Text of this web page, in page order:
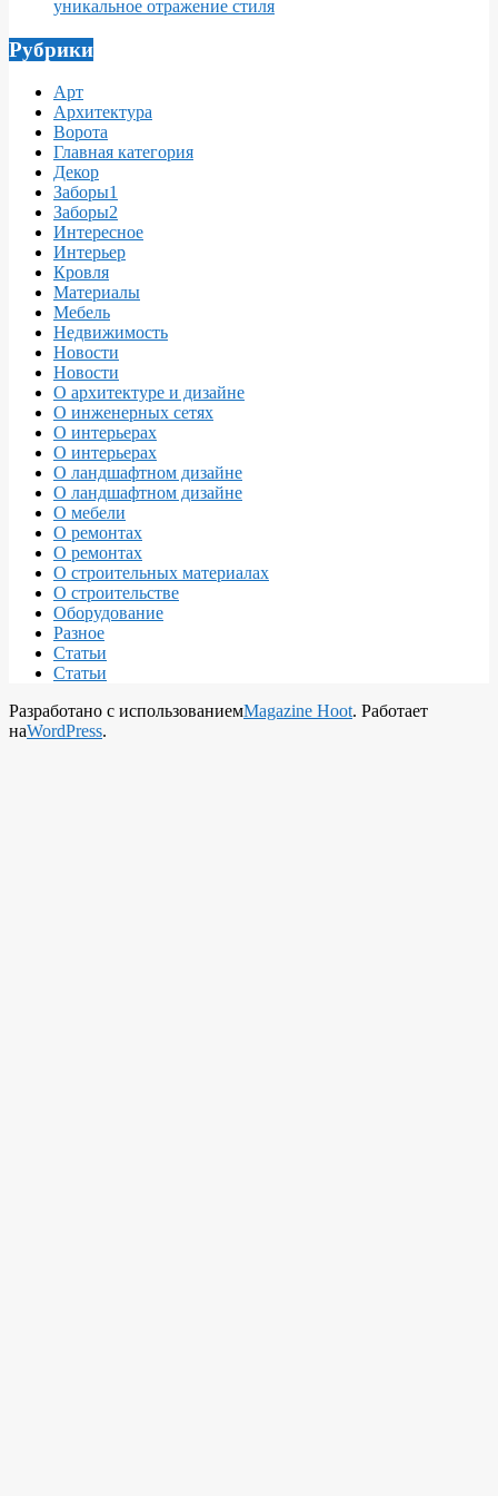
уникальное отражение стиля
Рубрики
Арт
Архитектура
Ворота
Главная категория
Декор
Заборы1
Заборы2
Интересное
Интерьер
Кровля
Материалы
Мебель
Недвижимость
Новости
Новости
О архитектуре и дизайне
О инженерных сетях
О интерьерах
О интерьерах
О ландшафтном дизайне
О ландшафтном дизайне
О мебели
О ремонтах
О ремонтах
О строительных материалах
О строительстве
Оборудование
Разное
Статьи
Статьи
Разработано с использованиемMagazine Hoot. Работает
наWordPress.